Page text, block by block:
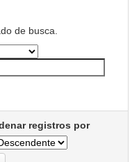
de busca.
registros por